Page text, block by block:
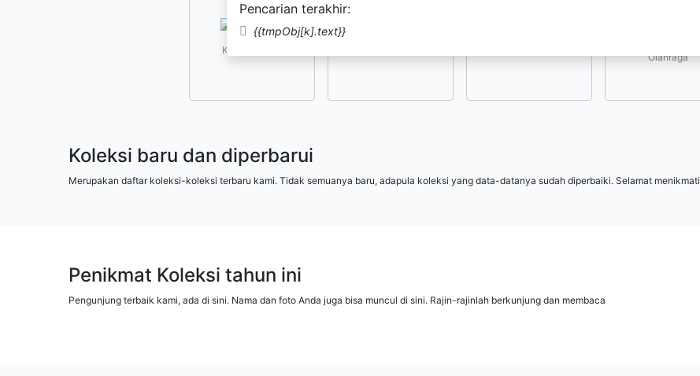
Pencarian terakhir:
{{tmpObj[k].text}}
Kesusastraan
Olahraga
Koleksi baru dan diperbarui
Merupakan daftar koleksi-koleksi terbaru kami. Tidak semuanya baru, adapula koleksi yang data-datanya sudah diperbaiki. Selamat menikmati
Penikmat Koleksi tahun ini
Pengunjung terbaik kami, ada di sini. Nama dan foto Anda juga bisa muncul di sini. Rajin-rajinlah berkunjung dan membaca